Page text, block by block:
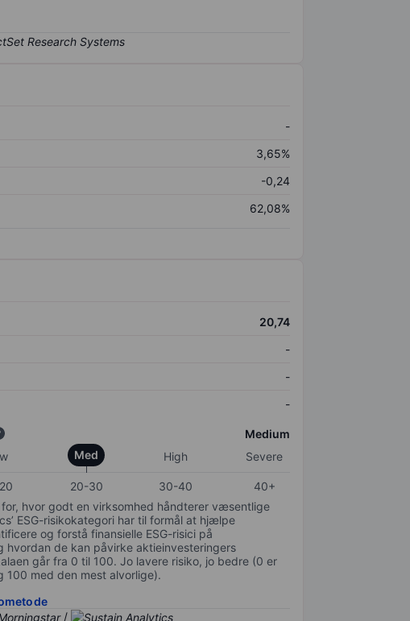
-
3,65%
-0,24
62,08%
20,74
-
-
-
Medium
Med High Severe
20-30 30-40
40+
for, hvor godt en virksomhed håndterer væsentlige
ESG-risikokategori har til formål at hjælpe
og forstå finansielle ESG-risici på
hvordan de kan påvirke aktieinvesteringers
går fra 0 til 100. Jo lavere risiko, jo bedre (0 er
100 med den mest alvorlige).
/